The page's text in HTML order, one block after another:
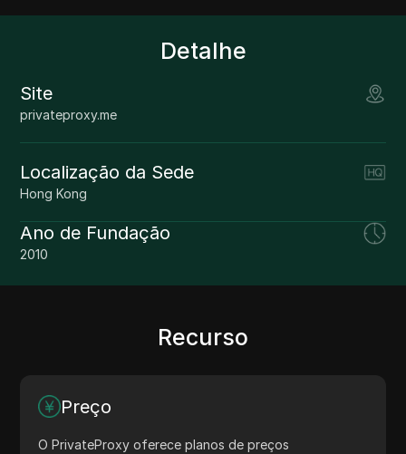
Detalhe
Site
privateproxy.me
Localização da Sede
Hong Kong
Ano de Fundação
2010
Recurso
Preço
O PrivateProxy oferece planos de preços